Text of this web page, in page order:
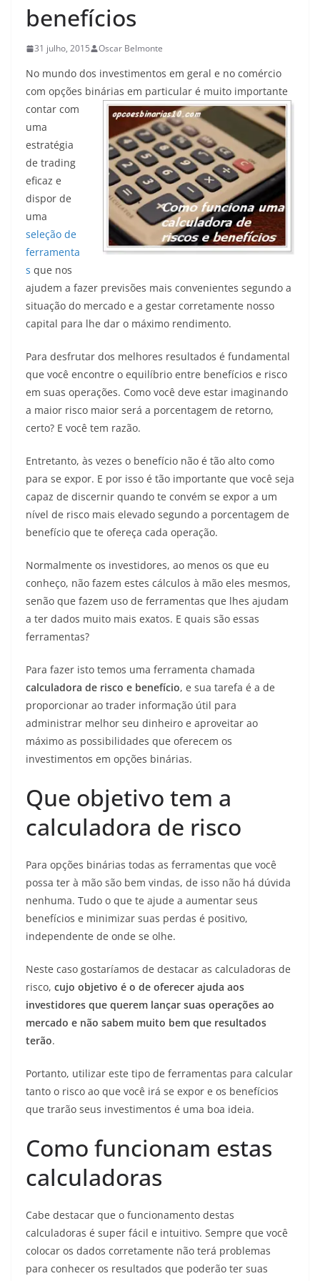
benefícios
31 julho, 2015 Oscar Belmonte
No mundo dos investimentos em geral e no comércio
com opções binárias em particular é muito importante
contar com
uma
estratégia
de trading
eficaz e
dispor de
uma
seleção de
ferramenta
s que nos
ajudem a fazer previsões mais convenientes segundo a
situação do mercado e a gestar corretamente nosso
capital para lhe dar o máximo rendimento.
Para desfrutar dos melhores resultados é fundamental
que você encontre o equilíbrio entre benefícios e risco
em suas operações. Como você deve estar imaginando
a maior risco maior será a porcentagem de retorno,
certo? E você tem razão.
Entretanto, às vezes o benefício não é tão alto como
para se expor. E por isso é tão importante que você seja
capaz de discernir quando te convém se expor a um
nível de risco mais elevado segundo a porcentagem de
benefício que te ofereça cada operação.
Normalmente os investidores, ao menos os que eu
conheço, não fazem estes cálculos à mão eles mesmos,
senão que fazem uso de ferramentas que lhes ajudam
a ter dados muito mais exatos. E quais são essas
ferramentas?
Para fazer isto temos uma ferramenta chamada
calculadora de risco e benefício, e sua tarefa é a de
proporcionar ao trader informação útil para
administrar melhor seu dinheiro e aproveitar ao
máximo as possibilidades que oferecem os
investimentos em opções binárias.
Que objetivo tem a
calculadora de risco
Para opções binárias todas as ferramentas que você
possa ter à mão são bem vindas, de isso não há dúvida
nenhuma. Tudo o que te ajude a aumentar seus
benefícios e minimizar suas perdas é positivo,
independente de onde se olhe.
Neste caso gostaríamos de destacar as calculadoras de
risco, cujo objetivo é o de oferecer ajuda aos
investidores que querem lançar suas operações ao
mercado e não sabem muito bem que resultados
terão.
Portanto, utilizar este tipo de ferramentas para calcular
tanto o risco ao que você irá se expor e os benefícios
que trarão seus investimentos é uma boa ideia.
Como funcionam estas
calculadoras
Cabe destacar que o funcionamento destas
calculadoras é super fácil e intuitivo. Sempre que você
colocar os dados corretamente não terá problemas
para conhecer os resultados que poderão ter suas